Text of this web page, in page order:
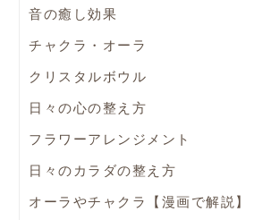
音の癒し効果
チャクラ・オーラ
クリスタルボウル
日々の心の整え方
フラワーアレンジメント
日々のカラダの整え方
オーラやチャクラ【漫画で解説】